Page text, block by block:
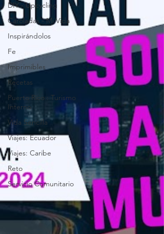
DIY - Upcycling
Caroladas - Mi Vida
Inspirándolos
Fe
Imprimibles
Recetas
Puerto Rico : Turismo
Interno
Vida Sencilla
Viajes: Ecuador
Viajes: Caribe
Reto
Servicio Comunitario